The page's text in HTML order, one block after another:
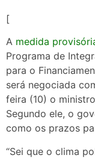
[
A medida
Programa de
para o
será negociada
feira (10) o
Segundo ele, o
como os prazos
“Sei que o clima